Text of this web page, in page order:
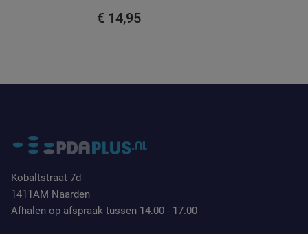
€ 14,95
Kobaltstraat 7d
1411AM Naarden
Afhalen op afspraak tussen 14.00 - 17.00